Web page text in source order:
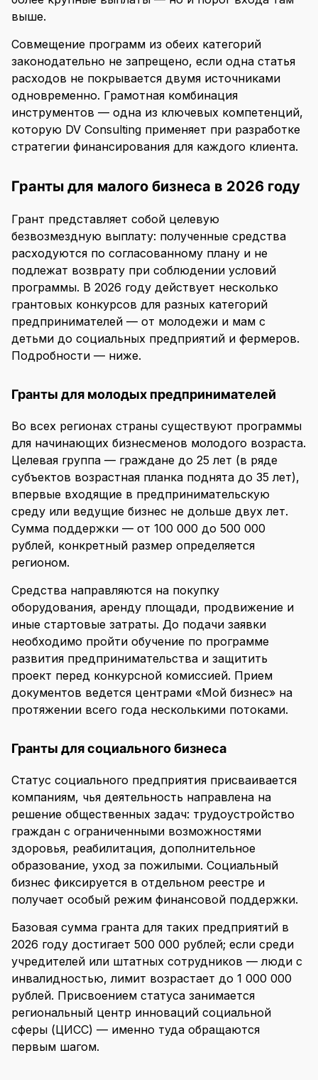
выше.
Совмещение программ из обеих категорий
законодательно не запрещено, если одна статья
расходов не покрывается двумя источниками
одновременно. Грамотная комбинация
инструментов — одна из ключевых компетенций,
которую DV Consulting применяет при разработке
стратегии финансирования для каждого клиента.
Гранты для малого бизнеса в 2026 году
Грант представляет собой целевую
безвозмездную выплату: полученные средства
расходуются по согласованному плану и не
подлежат возврату при соблюдении условий
программы. В 2026 году действует несколько
грантовых конкурсов для разных категорий
предпринимателей — от молодежи и мам с
детьми до социальных предприятий и фермеров.
Подробности — ниже.
Гранты для молодых предпринимателей
Во всех регионах страны существуют программы
для начинающих бизнесменов молодого возраста.
Целевая группа — граждане до 25 лет (в ряде
субъектов возрастная планка поднята до 35 лет),
впервые входящие в предпринимательскую
среду или ведущие бизнес не дольше двух лет.
Сумма поддержки — от 100 000 до 500 000
рублей, конкретный размер определяется
регионом.
Средства направляются на покупку
оборудования, аренду площади, продвижение и
иные стартовые затраты. До подачи заявки
необходимо пройти обучение по программе
развития предпринимательства и защитить
проект перед конкурсной комиссией. Прием
документов ведется центрами «Мой бизнес» на
протяжении всего года несколькими потоками.
Гранты для социального бизнеса
Статус социального предприятия присваивается
компаниям, чья деятельность направлена на
решение общественных задач: трудоустройство
граждан с ограниченными возможностями
здоровья, реабилитация, дополнительное
образование, уход за пожилыми. Социальный
бизнес фиксируется в отдельном реестре и
получает особый режим финансовой поддержки.
Базовая сумма гранта для таких предприятий в
2026 году достигает 500 000 рублей; если среди
учредителей или штатных сотрудников — люди с
инвалидностью, лимит возрастает до 1 000 000
рублей. Присвоением статуса занимается
региональный центр инноваций социальной
сферы (ЦИСС) — именно туда обращаются
первым шагом.